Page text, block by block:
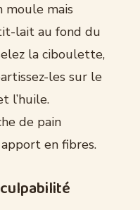
moule mais
lait au fond du
la ciboulette,
les sur le
l’huile.
de pain
en fibres.